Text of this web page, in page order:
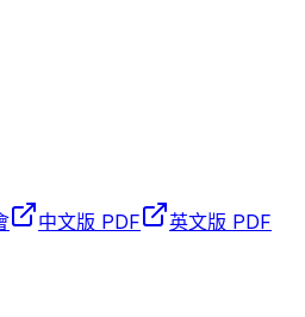
中文版 PDF 英文版 PDF